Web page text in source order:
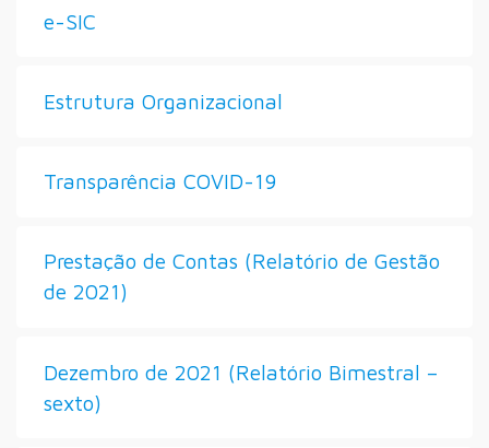
e-SIC
Estrutura Organizacional
Transparência COVID-19
Prestação de Contas (Relatório de Gestão
de 2021)
Dezembro de 2021 (Relatório Bimestral –
sexto)